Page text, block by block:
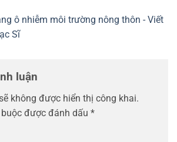
ô nhiễm môi trường nông thôn - Viết
Sĩ
luận
không được hiển thị công khai.
được đánh dấu *